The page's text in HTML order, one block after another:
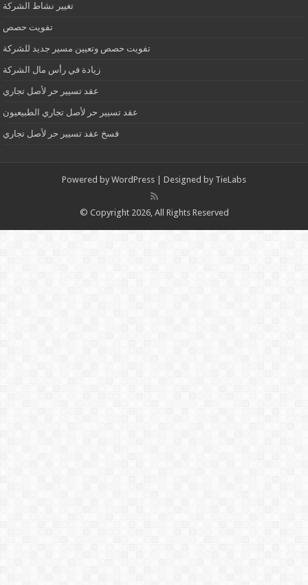
تغيير نشاط الشركة
تفويت حصص
تفويت حصص وتعيين مسير جديد للشركة
زيادة في رأس مال الشركة
عقد تسيير حر لأصل تجاري
عقد تسيير حر لأصل تجاري الطبيعيون
فسخ عقد تسيير حر لأصل تجاري
Powered by WordPress | Designed by TieLabs
© Copyright 2026, All Rights Reserved